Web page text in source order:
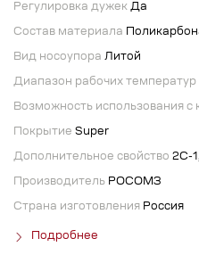
Регулировка дужек Да
Состав материала
Вид носоупора Литой
Диапазон рабочих температур
Возможность использования
Покрытие Super
Дополнительное свойство 2С-
Производитель РОСОМЗ
Страна изготовления Россия
Подробнее